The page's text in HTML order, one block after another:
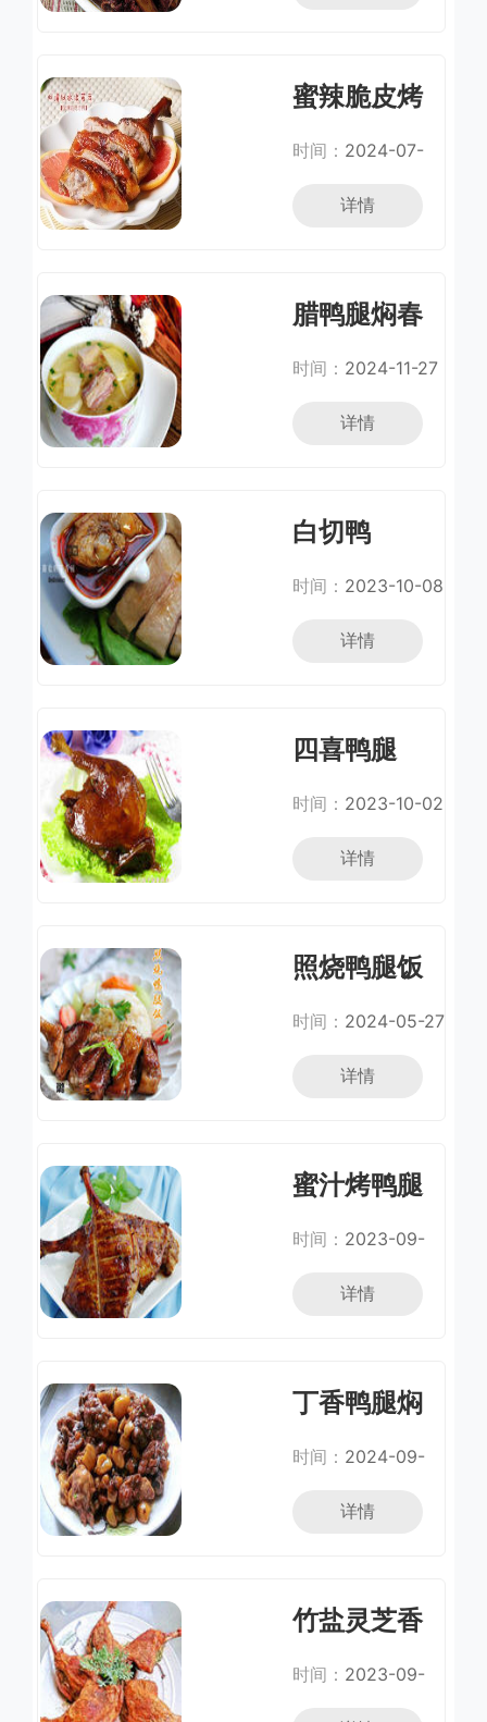
蜜辣脆皮烤
鸭
时间： 2024-07-
详情
腊鸭腿焖春
笋
时间： 2024-11-27
详情
白切鸭
时间： 2023-10-08
详情
四喜鸭腿
时间： 2023-10-02
详情
照烧鸭腿饭
时间： 2024-05-27
详情
蜜汁烤鸭腿
时间： 2023-09-
详情
丁香鸭腿焖
板栗
时间： 2024-09-
详情
竹盐灵芝香
酥鸭
时间： 2023-09-